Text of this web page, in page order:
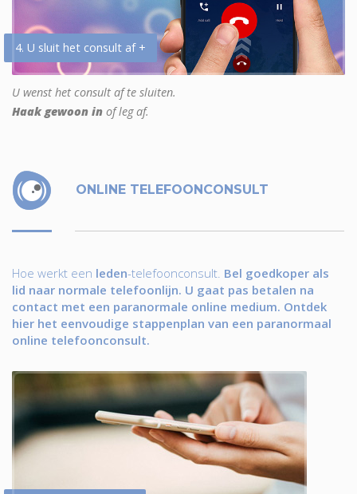
4. U sluit het consult af +
U wenst het consult af te sluiten.
Haak gewoon in of leg af.
ONLINE TELEFOONCONSULT
Hoe werkt een leden-telefoonconsult. Bel goedkoper als
lid naar normale telefoonlijn. U gaat pas betalen na
contact met een paranormale online medium. Ontdek
hier het eenvoudige stappenplan van een paranormaal
online telefoonconsult.